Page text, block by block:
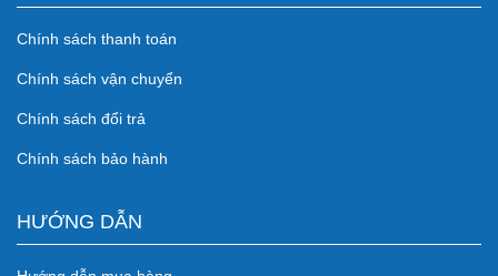
Chính sách thanh toán
Chính sách vận chuyển
Chính sách đổi trả
Chính sách bảo hành
HƯỚNG DẪN